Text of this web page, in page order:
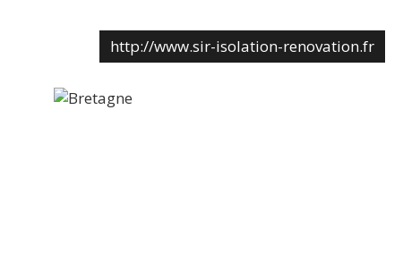
http://www.sir-isolation-renovation.fr